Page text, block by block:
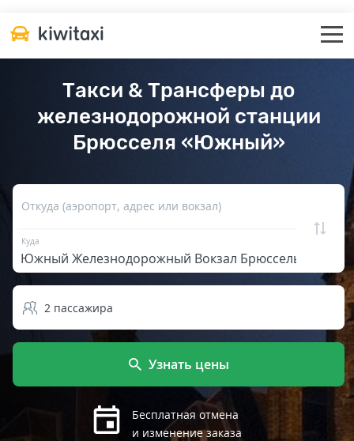
Такси & Трансферы до
железнодорожной станции
Брюсселя «Южный»
Откуда (аэропорт, адрес или вокзал)
Куда
2 пассажира
Узнать цены
Бесплатная отмена
и изменение заказа